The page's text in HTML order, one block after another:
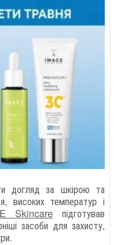
догляд за шкірою та
високих температур і
Skincare підготував
засоби для захисту,